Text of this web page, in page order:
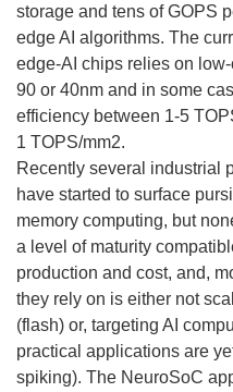
storage and tens of GOPS
edge AI algorithms. The
edge-AI chips relies on
90 or 40nm and in some
efficiency between 1-5
1 TOPS/mm2.
Recently several industrial
have started to surface
memory computing, but
a level of maturity
production and cost, and,
they rely on is either not
(flash) or, targeting AI
practical applications are
spiking). The NeuroSoC